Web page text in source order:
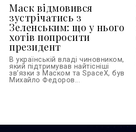
Маск відмовився
зустрічатись з
Зеленським: що у нього
хотів попросити
президент
В українській владі чиновником,
який підтримував найтісніші
зв’язки з Маском та SpaceX, був
Михайло Федоров...